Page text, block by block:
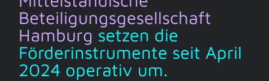
Beteiligungsgesellschaft
Hamburg setzen die
Förderinstrumente seit April
2024 operativ um.